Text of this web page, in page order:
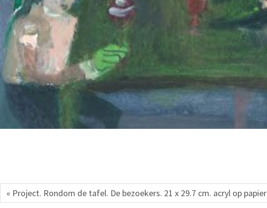
« Project. Rondom de tafel. De bezoekers. 21 x 29.7 cm. acryl op papier